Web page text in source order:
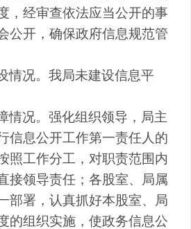
，经审查依法应当公开的事
公开，确保政府信息规范管
情况。我局未建设信息平
情况。强化组织领导，局主
信息公开工作第一责任人的
照工作分工，对职责范围内
接领导责任；各股室、局属
部署，认真抓好本股室、局
的组织实施，使政务信息公